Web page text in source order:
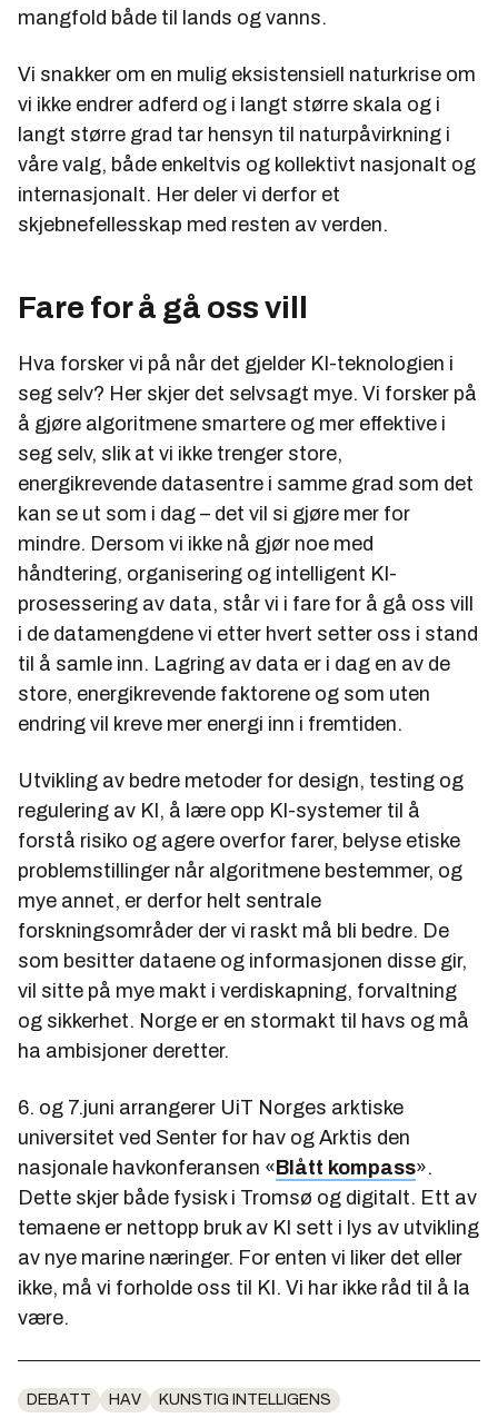
mangfold både til lands og vanns.
Vi snakker om en mulig eksistensiell naturkrise om
vi ikke endrer adferd og i langt større skala og i
langt større grad tar hensyn til naturpåvirkning i
våre valg, både enkeltvis og kollektivt nasjonalt og
internasjonalt. Her deler vi derfor et
skjebnefellesskap med resten av verden.
Fare for å gå oss vill
Hva forsker vi på når det gjelder KI-teknologien i
seg selv? Her skjer det selvsagt mye. Vi forsker på
å gjøre algoritmene smartere og mer effektive i
seg selv, slik at vi ikke trenger store,
energikrevende datasentre i samme grad som det
kan se ut som i dag – det vil si gjøre mer for
mindre. Dersom vi ikke nå gjør noe med
håndtering, organisering og intelligent KI-
prosessering av data, står vi i fare for å gå oss vill
i de datamengdene vi etter hvert setter oss i stand
til å samle inn. Lagring av data er i dag en av de
store, energikrevende faktorene og som uten
endring vil kreve mer energi inn i fremtiden.
Utvikling av bedre metoder for design, testing og
regulering av KI, å lære opp KI-systemer til å
forstå risiko og agere overfor farer, belyse etiske
problemstillinger når algoritmene bestemmer, og
mye annet, er derfor helt sentrale
forskningsområder der vi raskt må bli bedre. De
som besitter dataene og informasjonen disse gir,
vil sitte på mye makt i verdiskapning, forvaltning
og sikkerhet. Norge er en stormakt til havs og må
ha ambisjoner deretter.
6. og 7.juni arrangerer UiT Norges arktiske
universitet ved Senter for hav og Arktis den
nasjonale havkonferansen «Blått kompass».
Dette skjer både fysisk i Tromsø og digitalt. Ett av
temaene er nettopp bruk av KI sett i lys av utvikling
av nye marine næringer. For enten vi liker det eller
ikke, må vi forholde oss til KI. Vi har ikke råd til å la
være.
DEBATT HAV KUNSTIG INTELLIGENS